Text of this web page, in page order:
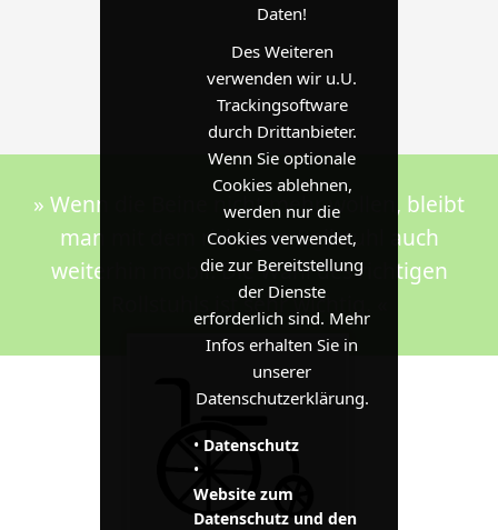
Daten!
Des Weiteren
verwenden wir u.U.
Trackingsoftware
durch Drittanbieter.
Wenn Sie optionale
Cookies ablehnen,
werden nur die
Cookies verwendet,
die zur Bereitstellung
der Dienste
erforderlich sind. Mehr
Infos erhalten Sie in
unserer
Datenschutzerklärung.
• Datenschutz
•
Website zum
Datenschutz und den
» Wenn die Beine nicht mehr wollen, bleibt
man mit dem richtigen Rollstuhl auch
weiterhin mobil. Die Wahl des richtigen
Rollstuhls ist sehr wichtig. «